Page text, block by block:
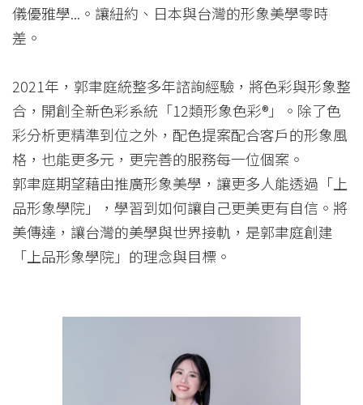
儀優雅學...。讓紐約、日本與台灣的形象美學零時
差。
2021年，郭聿庭統整多年諮詢經驗，將色彩與形象整
合，開創全新色彩系統「12類形象色彩®」。除了色
彩分析更精準到位之外，配色提案配合客戶的形象風
格，也能更多元，更完善的服務每一位個案。
郭聿庭期望藉由推廣形象美學，讓更多人能透過「上
品形象學院」，學習到如何讓自己更美更有自信。將
美傳達，讓台灣的美學與世界接軌，是郭聿庭創建
「上品形象學院」的理念與目標。